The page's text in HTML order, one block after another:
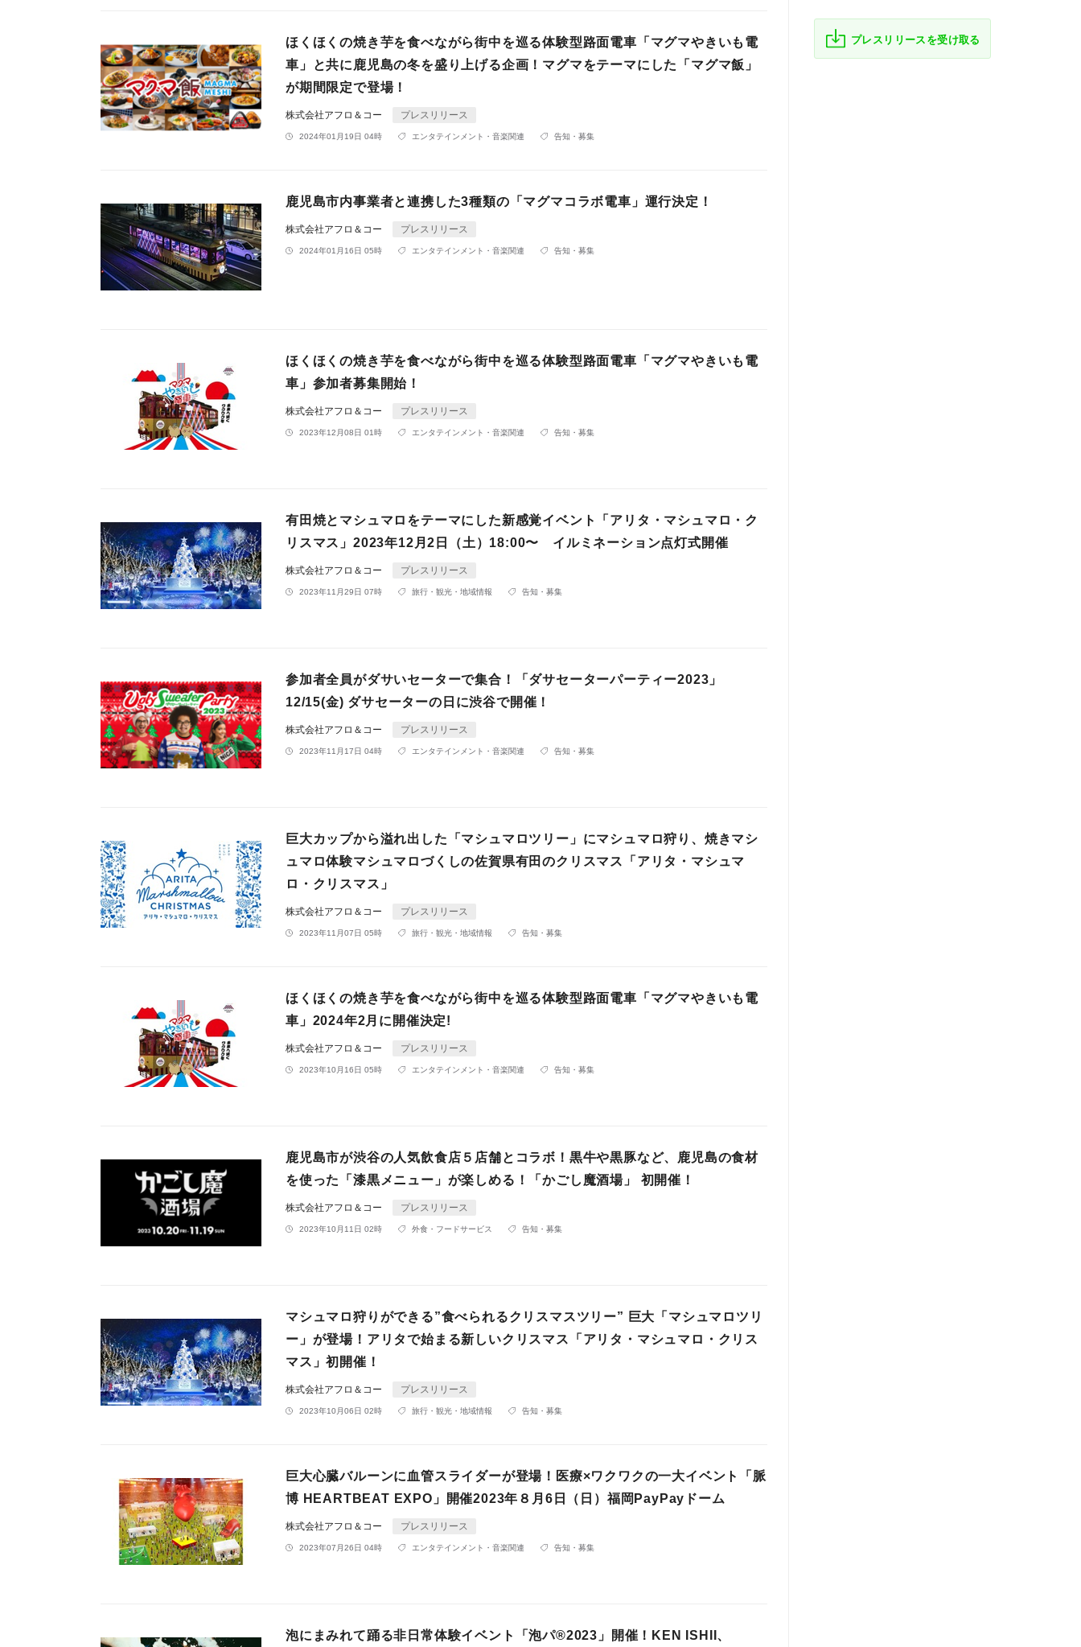
ほくほくの焼き芋を⾷べながら街中を巡る体験型路⾯電⾞「マグマやきいも電
車」と共に鹿児島の冬を盛り上げる企画！マグマをテーマにした「マグマ飯」
が期間限定で登場！
株式会社アフロ＆コー プレスリリース
2024年01月19日 04時 エンタテインメント・音楽関連 告知・募集
鹿児島市内事業者と連携した3種類の「マグマコラボ電車」運行決定！
株式会社アフロ＆コー プレスリリース
2024年01月16日 05時 エンタテインメント・音楽関連 告知・募集
ほくほくの焼き芋を⾷べながら街中を巡る体験型路⾯電⾞「マグマやきいも電
⾞」参加者募集開始！
株式会社アフロ＆コー プレスリリース
2023年12月08日 01時 エンタテインメント・音楽関連 告知・募集
有田焼とマシュマロをテーマにした新感覚イベント「アリタ・マシュマロ・ク
リスマス」2023年12月2日（土）18:00〜 イルミネーション点灯式開催
株式会社アフロ＆コー プレスリリース
2023年11月29日 07時 旅行・観光・地域情報 告知・募集
参加者全員がダサいセーターで集合！「ダサセーターパーティー2023」
12/15(金) ダサセーターの日に渋谷で開催！
株式会社アフロ＆コー プレスリリース
2023年11月17日 04時 エンタテインメント・音楽関連 告知・募集
巨大カップから溢れ出した「マシュマロツリー」にマシュマロ狩り、焼きマシ
ュマロ体験マシュマロづくしの佐賀県有田のクリスマス「アリタ・マシュマ
ロ・クリスマス」
株式会社アフロ＆コー プレスリリース
2023年11月07日 05時 旅行・観光・地域情報 告知・募集
ほくほくの焼き芋を食べながら街中を巡る体験型路面電車「マグマやきいも電
車」2024年2月に開催決定!
株式会社アフロ＆コー プレスリリース
2023年10月16日 05時 エンタテインメント・音楽関連 告知・募集
鹿児島市が渋谷の人気飲食店５店舗とコラボ！黒牛や黒豚など、鹿児島の食材
を使った「漆黒メニュー」が楽しめる！「かごし魔酒場」 初開催！
株式会社アフロ＆コー プレスリリース
2023年10月11日 02時 外食・フードサービス 告知・募集
マシュマロ狩りができる”食べられるクリスマスツリー” 巨大「マシュマロツリ
ー」が登場！アリタで始まる新しいクリスマス「アリタ・マシュマロ・クリス
マス」初開催！
株式会社アフロ＆コー プレスリリース
2023年10月06日 02時 旅行・観光・地域情報 告知・募集
巨大心臓バルーンに血管スライダーが登場！医療×ワクワクの一大イベント「脈
博 HEARTBEAT EXPO」開催2023年８月6日（日）福岡PayPayドーム
株式会社アフロ＆コー プレスリリース
2023年07月26日 04時 エンタテインメント・音楽関連 告知・募集
泡にまみれて踊る非日常体験イベント「泡パ®️2023」開催！KEN ISHII、
プレスリリースを受け取る